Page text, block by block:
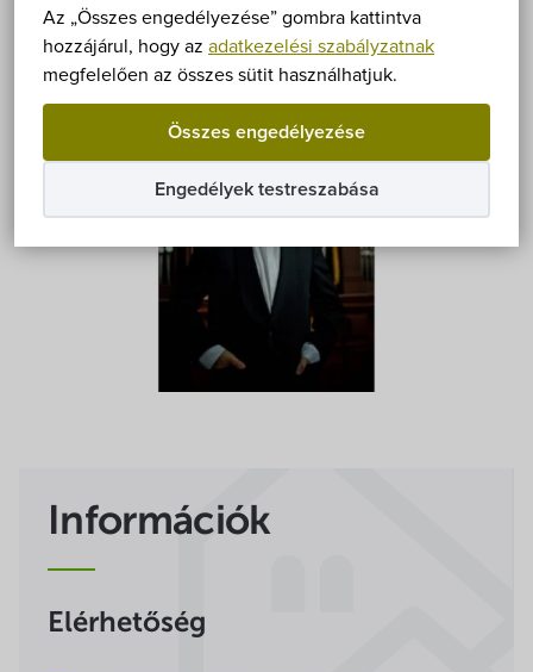
Az „Összes engedélyezése” gombra kattintva
hozzájárul, hogy az adatkezelési szabályzatnak
megfelelően az összes sütit használhatjuk.
Összes engedélyezése
Engedélyek testreszabása
Hegykő történelme
Önkormányzat
Hírek
Képviselő-testület
Választási információk
Egyesületek, alapítványok
Villa Igku Kft.
Ingyenes Fedett helyen Koncert
Információk
Elérhetőség